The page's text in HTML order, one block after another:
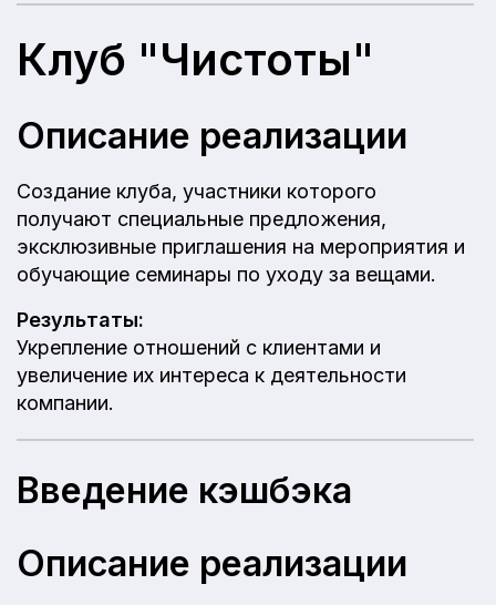
Клуб "Чистоты"
Описание реализации
Создание клуба, участники которого
получают специальные предложения,
эксклюзивные приглашения на мероприятия и
обучающие семинары по уходу за вещами.
Результаты:
Укрепление отношений с клиентами и
увеличение их интереса к деятельности
компании.
Введение кэшбэка
Описание реализации